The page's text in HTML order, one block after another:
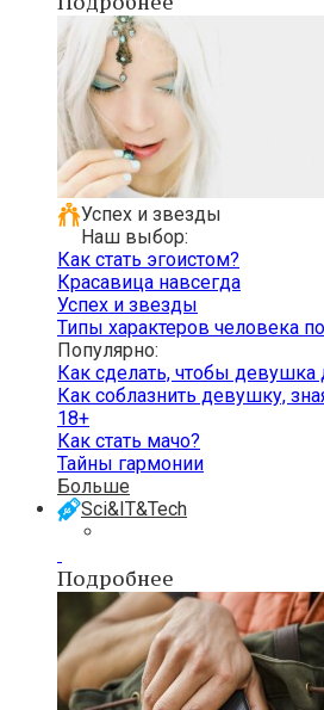
Успех и звезды
Наш выбор:
Как стать эгоистом?
Красавица навсегда
Успех и звезды
Типы характеров человека
Популярно:
Как сделать, чтобы девушка
Как соблазнить девушку,
18+
Как стать мачо?
Тайны гармонии
Больше
Sci&IT&Tech
Подробнее